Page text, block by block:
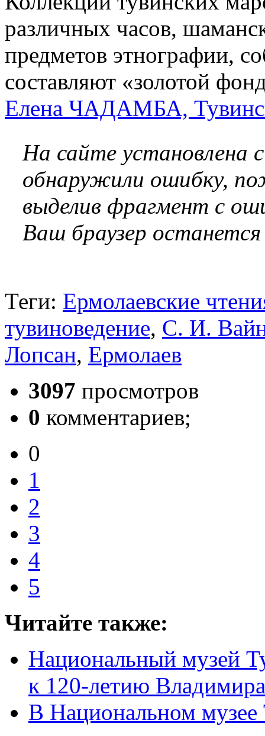
различных часов,
предметов этнографии,
составляют «золотой
Елена ЧАДАМБА,
На сайте установлена
обнаружили ошибку,
выделив фрагмент с
Ваш браузер
Теги: Ермолаевские
тувиноведение, С. И.
Лопсан, Ермолаев
3097 просмотров
0 комментариев;
0
1
2
3
4
5
Читайте также:
Национальный музей
к 120-летию
В Национальном музее